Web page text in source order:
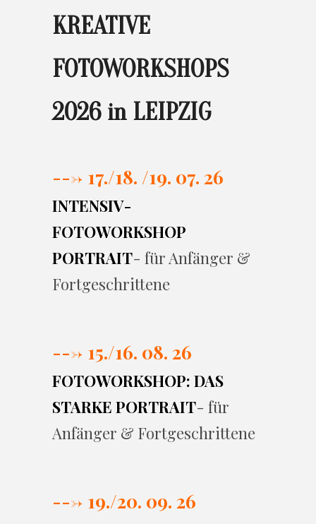
KREATIVE
FOTOWORKSHOPS
2026 in LEIPZIG
---> 17./18. /19. 07. 26
INTENSIV-
FOTOWORKSHOP
PORTRAIT- für Anfänger &
Fortgeschrittene
---> 15./16. 08. 26
FOTOWORKSHOP: DAS
STARKE PORTRAIT- für
Anfänger & Fortgeschrittene
---> 19./20. 09. 26